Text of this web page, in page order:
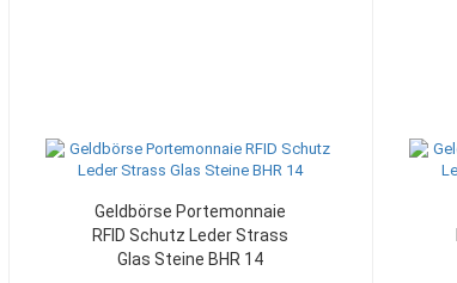
Geldbörse Portemonnaie
RFID Schutz Leder Strass
Glas Steine BHR 14